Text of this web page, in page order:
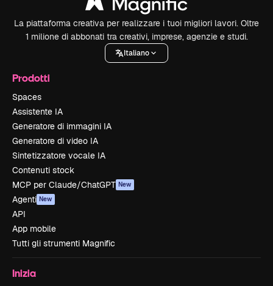
La piattaforma creativa per realizzare i tuoi migliori lavori. Oltre
1 milione di abbonati tra creativi, imprese, agenzie e studi.
Italiano
Prodotti
Spaces
Assistente IA
Generatore di immagini IA
Generatore di video IA
Sintetizzatore vocale IA
Contenuti stock
MCP per Claude/ChatGPT New
Agenti New
API
App mobile
Tutti gli strumenti Magnific
Inizia